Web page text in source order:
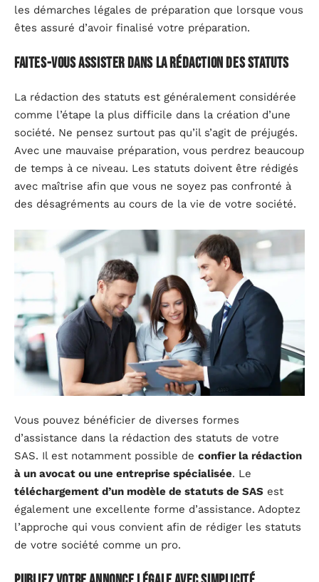
les démarches légales de préparation que lorsque vous
êtes assuré d’avoir finalisé votre préparation.
Faites-vous assister dans la rédaction des statuts
La rédaction des statuts est généralement considérée
comme l’étape la plus difficile dans la création d’une
société. Ne pensez surtout pas qu’il s’agit de préjugés.
Avec une mauvaise préparation, vous perdrez beaucoup
de temps à ce niveau. Les statuts doivent être rédigés
avec maîtrise afin que vous ne soyez pas confronté à
des désagréments au cours de la vie de votre société.
Vous pouvez bénéficier de diverses formes
d’assistance dans la rédaction des statuts de votre
SAS. Il est notamment possible de confier la rédaction
à un avocat ou une entreprise spécialisée. Le
téléchargement d’un modèle de statuts de SAS est
également une excellente forme d’assistance. Adoptez
l’approche qui vous convient afin de rédiger les statuts
de votre société comme un pro.